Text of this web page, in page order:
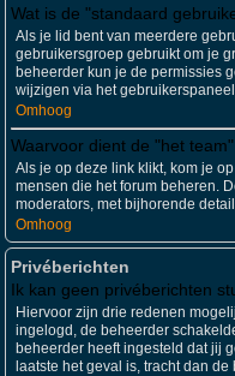
Wat is de "standaard
Als je lid bent van meerdere
gebruikersgroep gebruikt om je
beheerder kun je de permissies
wijzigen via het
Omhoog
Waarvoor dient de "het
Als je op deze link klikt, kom je
mensen die het forum beheren.
moderators, met bijhorende
Omhoog
Privéberichten
Ik kan geen privéberichten
Hiervoor zijn drie redenen
ingelogd, de beheerder
beheerder heeft ingesteld dat jij
laatste het geval is, tracht dan